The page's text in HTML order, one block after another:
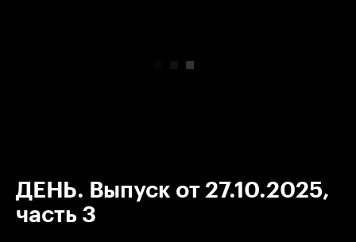
ДЕНЬ. Выпуск от 27.10.2025,
часть 3